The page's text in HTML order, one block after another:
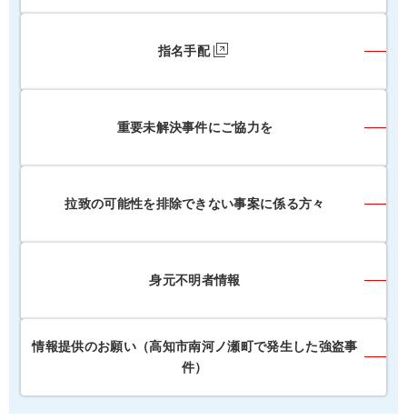
指名手配
重要未解決事件にご協力を
拉致の可能性を排除できない事案に係る方々
身元不明者情報
情報提供のお願い（高知市南河ノ瀬町で発生した強盗事
件）